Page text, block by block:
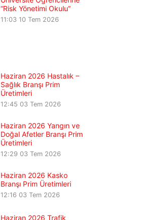
“Risk Yönetimi Okulu”
11:03 10 Tem 2026
Haziran 2026 Hastalık –
Sağlık Branşı Prim
Üretimleri
12:45 03 Tem 2026
Haziran 2026 Yangın ve
Doğal Afetler Branşı Prim
Üretimleri
12:29 03 Tem 2026
Haziran 2026 Kasko
Branşı Prim Üretimleri
12:16 03 Tem 2026
Haziran 2026 Trafik